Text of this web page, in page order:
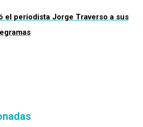
el periodista Jorge Traverso a sus